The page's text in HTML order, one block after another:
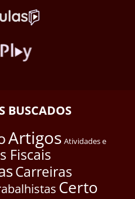
BUSCADOS
Artigos Atividades e
Fiscais
Carreiras
Certo